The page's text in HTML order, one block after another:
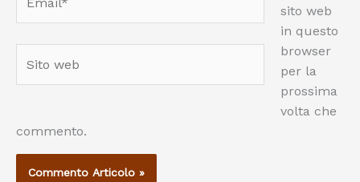
web
sito web
in questo
browser
per la
prossima
volta che
commento.